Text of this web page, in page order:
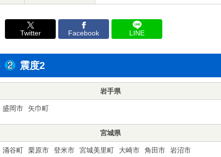
Twitter Facebook LINE
震度2
岩手県
盛岡市 矢巾町
宮城県
涌谷町 栗原市 登米市 宮城美里町 大崎市 角田市
岩沼市